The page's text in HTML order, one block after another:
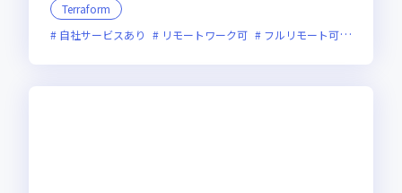
Terraform
自社サービスあり
リモートワーク可 フルリモート可